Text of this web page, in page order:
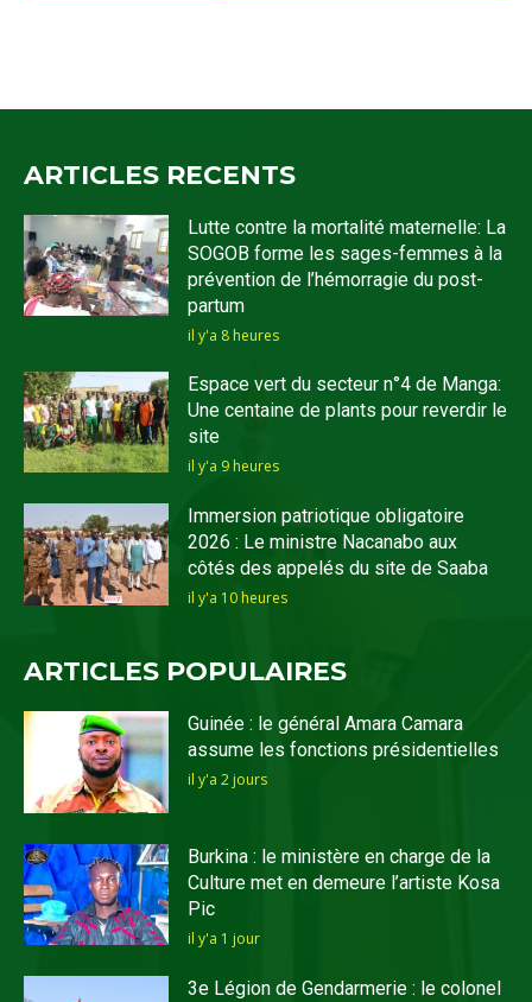
ARTICLES RECENTS
Lutte contre la mortalité maternelle: La
SOGOB forme les sages-femmes à la
prévention de l’hémorragie du post-
partum
il y'a 8 heures
Espace vert du secteur n°4 de Manga:
Une centaine de plants pour reverdir le
site
il y'a 9 heures
Immersion patriotique obligatoire
2026 : Le ministre Nacanabo aux
côtés des appelés du site de Saaba
il y'a 10 heures
ARTICLES POPULAIRES
Guinée : le général Amara Camara
assume les fonctions présidentielles
il y'a 2 jours
Burkina : le ministère en charge de la
Culture met en demeure l’artiste Kosa
Pic
il y'a 1 jour
3e Légion de Gendarmerie : le colonel